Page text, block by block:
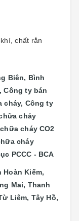
chất rắn
Biên, Bình
Công ty bán
cháy, Công ty
cháy
cháy CO2
cháy
PCCC - BCA
Hoàn Kiếm,
Mai, Thanh
Liêm, Tây Hồ,